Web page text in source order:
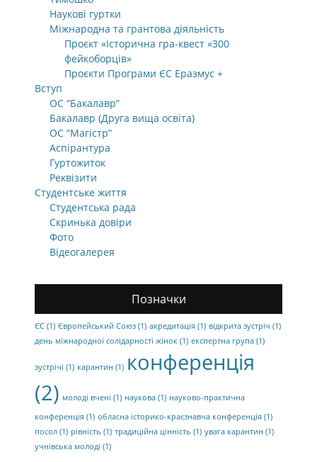
Наукові гуртки
Міжнародна та грантова діяльність
Проєкт «Історична гра-квест «300
фейкоборців»
Проєкти Програми ЄС Еразмус +
Вступ
ОС “Бакалавр”
Бакалавр (Друга вища освіта)
ОС “Магістр”
Аспірантура
Гуртожиток
Реквізити
Студентське життя
Студентська рада
Скринька довіри
Фото
Відеогалерея
Позначки
ЄС (1) Європейський Союз (1) акредитація (1) відкрита зустріч (1)
день міжнародної солідарності жінок (1) експертна група (1)
зустрічі (1) карантин (1) конференція
(2) молоді вчені (1) наукова (1) науково-практична
конференція (1) обласна історико-краєзнавча конференція (1)
посол (1) рівність (1) традиційна цінність (1) увага карантин (1)
учнівська молоді (1)